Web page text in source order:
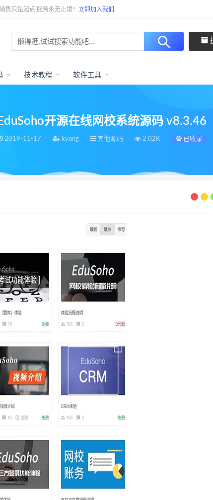
售只是起点 服务永无止境！ 立即加入我们
技术教程 软件工具
开源在线网校系统源码 v8.3.46
2019-11-17 kyong 其他源码 2.02K 已收录